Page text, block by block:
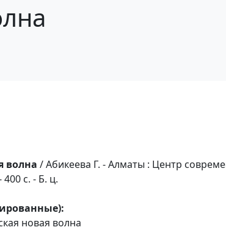
волна / Абикеева Г. - Алматы : Центр
с. - Б. ц.
новая волна